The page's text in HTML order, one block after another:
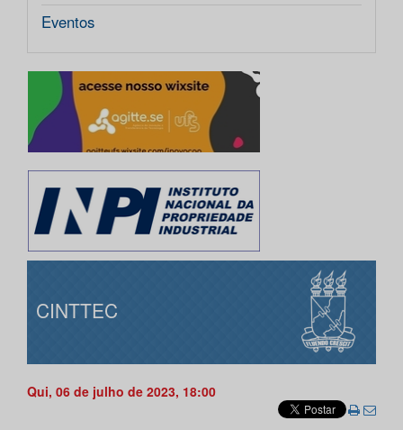
Eventos
CINTTEC
Qui, 06 de julho de 2023, 18:00